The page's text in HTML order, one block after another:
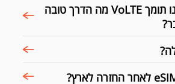
יש לי מכשיר שאינו תומך VoLTE מה הדרך טובה